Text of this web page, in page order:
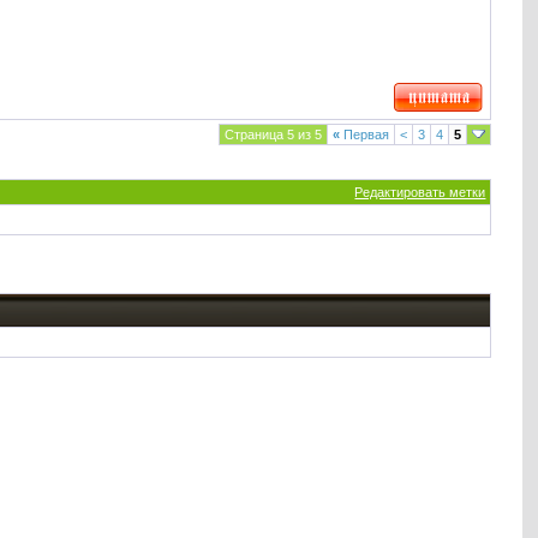
Страница 5 из 5 « Первая < 3 4 5
Редактировать метки